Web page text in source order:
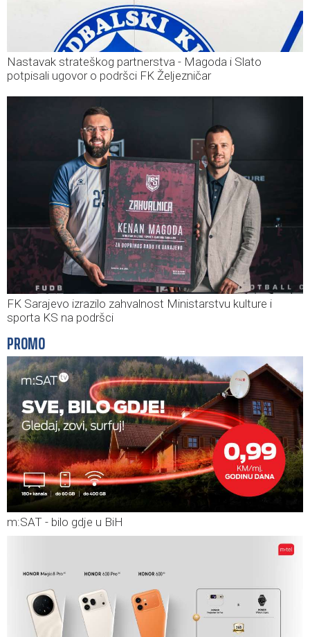
Nastavak strateškog partnerstva - Magoda i Slato
potpisali ugovor o podršci FK Željezničar
FK Sarajevo izrazilo zahvalnost Ministarstvu kulture i
sporta KS na podršci
PROMO
m:SAT - bilo gdje u BiH